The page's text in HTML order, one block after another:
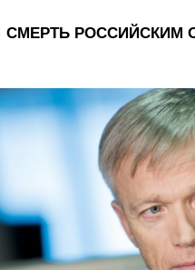
СМЕРТЬ РОССИЙСКИМ